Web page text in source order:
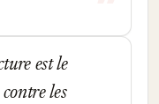
est le
les